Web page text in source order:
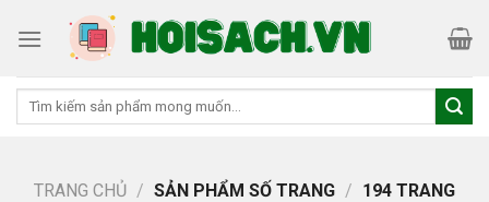
Tìm
TRANG CHỦ / SẢN PHẨM SỐ TRANG / 194 TRANG